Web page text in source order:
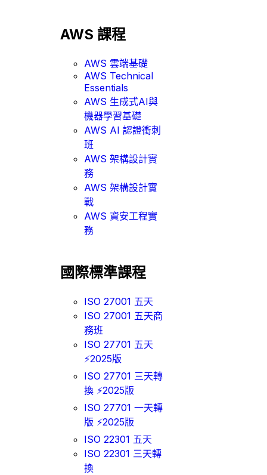
AWS 課程
AWS 雲端基礎
AWS Technical
Essentials
AWS 生成式AI與
機器學習基礎
AWS AI 認證衝刺
班
AWS 架構設計實
務
AWS 架構設計實
戰
AWS 資安工程實
務
國際標準課程
ISO 27001 五天
ISO 27001 五天商
務班
ISO 27701 五天
⚡2025版
ISO 27701 三天轉
換 ⚡2025版
ISO 27701 一天轉
版 ⚡2025版
ISO 22301 五天
ISO 22301 三天轉
換